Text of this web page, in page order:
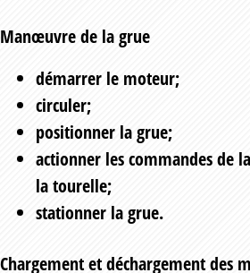
Manœuvre de la grue
démarrer le moteur;
circuler;
positionner la grue;
actionner les commandes de
la tourelle;
stationner la grue.
Chargement et déchargement des